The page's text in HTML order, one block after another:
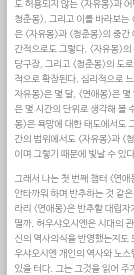
도 허용되지 않는 <자유몽>과
청춘몽>, 그리고 이를 바라보는
은 <자유몽>과 <청춘몽>의 중
간적으로도 그렇다. <자유몽>의
당구장, 그리고 <청춘몽>의 도
적으로 확장된다. 심리적으로
자유몽>은 몇 달, <연애몽>은
은 몇 시간의 단위로 생각해 볼
몽>은 욕망에 대한 태도에서도
간의 범위에서도 <자유몽>과 <
이며 그렇기 때문에 빛날 수 있
그래서 나는 첫 번째 챕터 <연
안타까워 하며 반추하는 것 같
라리 <연애몽>은 반추할 대립자
떨까. 허우샤오시엔은 시대의
신의 역사의식을 반영했는지도
우샤오시엔 개인의 역사와 노스
있을 터다. 그는 그것을 읽어 주